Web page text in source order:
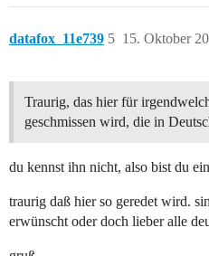
datafox_11e739 15. Oktober
5
Traurig, das hier für
geschmissen wird, die in
du kennst ihn nicht, also bist du
traurig daß hier so geredet wird.
erwünscht oder doch lieber alle